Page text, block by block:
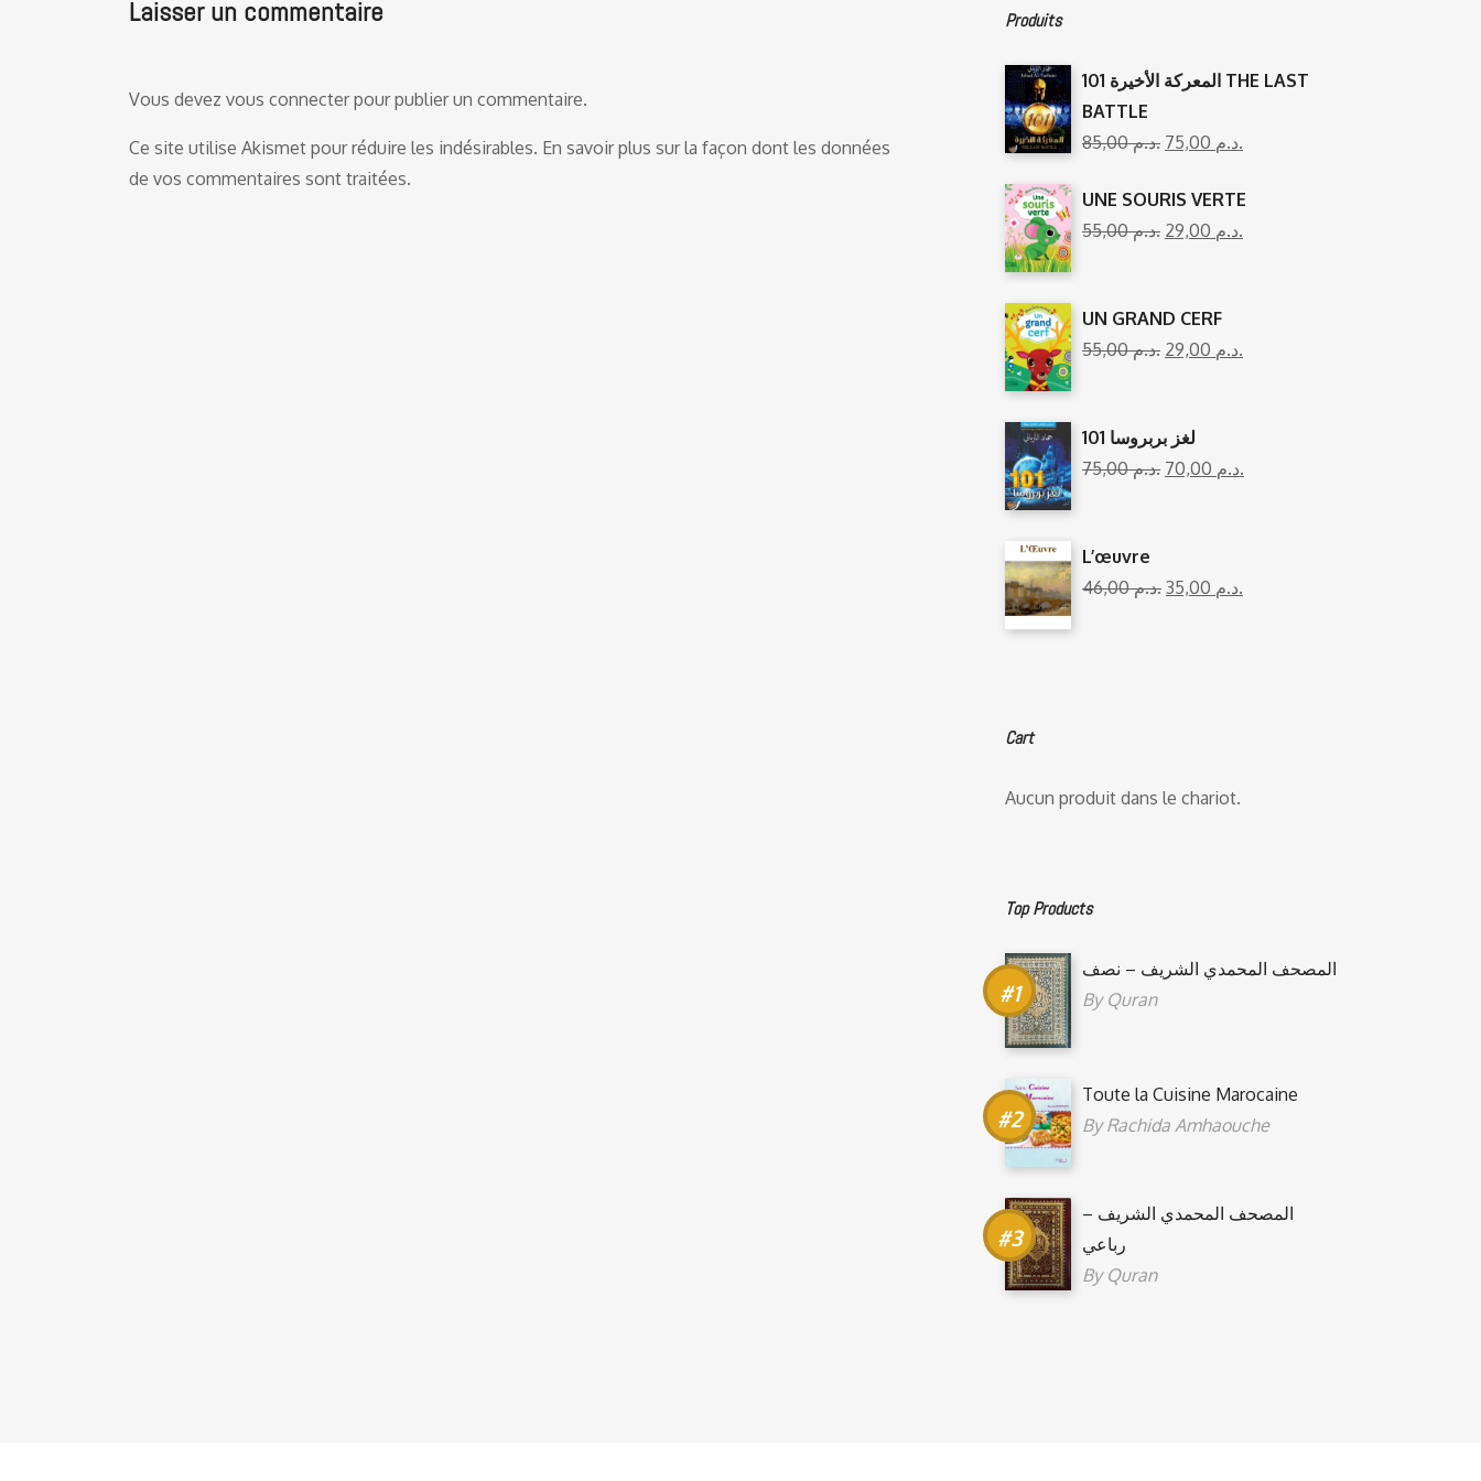
Laisser un commentaire
Vous devez vous connecterpour publier un commentaire.
Ce site utilise Akismet pour réduire les indésirables. En savoir plus sur la façon dont les données
de vos commentaires sont traitées.
Produits
المعركة الأخيرة 101 THE LAST
BATTLE
85,00
د.م. 75,00 د.م.
UNE SOURIS VERTE
55,00
د.م. 29,00 د.م.
UN GRAND CERF
55,00
د.م. 29,00 د.م.
101 لغز بربروسا
75,00
د.م. 70,00 د.م.
L’œuvre
46,00
د.م. 35,00 د.م.
Cart
Aucun produit dans le chariot.
Top Products
المصحف المحمدي الشريف – نصف
By Quran
Toute la Cuisine Marocaine
ByRachida Amhaouche
المصحف المحمدي الشريف –
رباعي
By Quran